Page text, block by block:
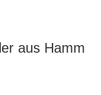
aus Hamm